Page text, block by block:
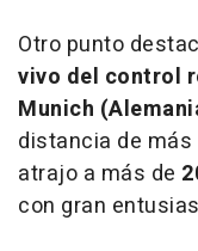
Otro punto
vivo del control
Munich
distancia de más
atrajo a más de
con gran